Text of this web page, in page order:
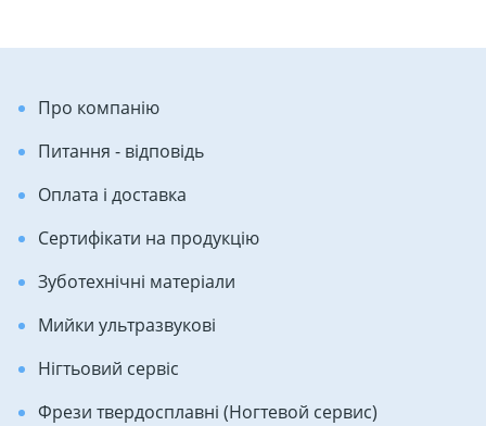
Про компанію
Питання - відповідь
Оплата і доставка
Сертифікати на продукцію
Зуботехнічні матеріали
Мийки ультразвукові
Нігтьовий сервіс
Фрези твердосплавні (Ногтевой сервис)